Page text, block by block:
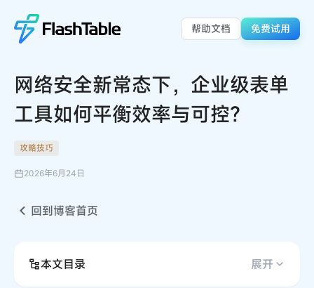
帮助文档 免费试用
网络安全新常态下，企业级表单
工具如何平衡效率与可控？
攻略技巧
2026年6月24日
回到博客首页
本文目录 展开